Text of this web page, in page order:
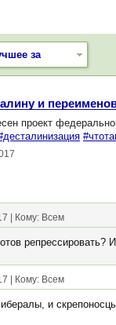
за
и
проект
| Кому: Всем
репрессировать?
| Кому: Всем
и